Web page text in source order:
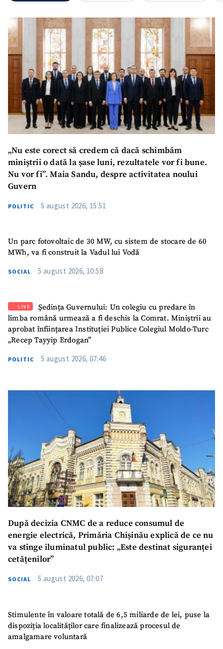
SUSȚINE
„Nu este corect să credem că dacă schimbăm
miniștrii o dată la șase luni, rezultatele vor fi bune.
Nu vor fi”. Maia Sandu, despre activitatea noului
Guvern
POLITIC 5 august 2026, 15:51
Un parc fotovoltaic de 30 MW, cu sistem de stocare de 60
MWh, va fi construit la Vadul lui Vodă
SOCIAL 5 august 2026, 10:58
LIVE
Ședința Guvernului: Un colegiu cu predare în
limba română urmează a fi deschis la Comrat. Miniștrii au
aprobat înființarea Instituției Publice Colegiul Moldo-Turc
„Recep Tayyip Erdogan”
POLITIC 5 august 2026, 07:46
După decizia CNMC de a reduce consumul de
energie electrică, Primăria Chișinău explică de ce nu
va stinge iluminatul public: „Este destinat siguranței
cetățenilor”
SOCIAL 5 august 2026, 07:07
Stimulente în valoare totală de 6,5 miliarde de lei, puse la
dispoziția localităților care finalizează procesul de
amalgamare voluntară
Mesajul știrei
+ Mesajul știrei
CONTACT SURSĂ
Sursă anonimă
Nume+ Numele meu
Telefon
+ Telefon personal
acord cupolitica de
confidențialitate